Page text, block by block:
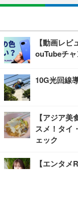
【動画レ
ouTubeチ
10G光回線
【アジア
スメ！タイ
ェック
【エンタ